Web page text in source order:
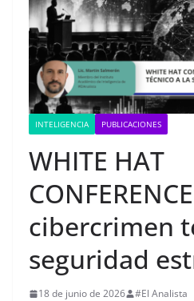
INTELIGENCIA PUBLICACIONES
WHITE HAT
cibercrimen
seguridad
18 de junio de 2026 #El Analista